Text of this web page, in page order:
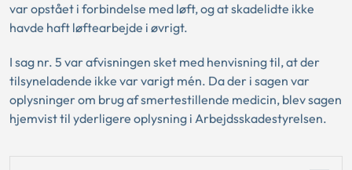
var opstået i forbindelse med løft, og at skadelidte ikke
havde haft løftearbejde i øvrigt.
I sag nr. 5 var afvisningen sket med henvisning til, at der
tilsyneladende ikke var varigt mén. Da der i sagen var
oplysninger om brug af smertestillende medicin, blev sagen
hjemvist til yderligere oplysning i Arbejdsskadestyrelsen.